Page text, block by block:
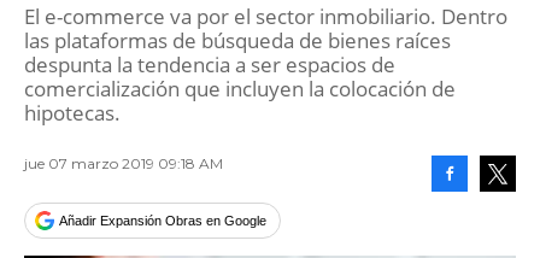
El e-commerce va por el sector inmobiliario. Dentro
las plataformas de búsqueda de bienes raíces
despunta la tendencia a ser espacios de
comercialización que incluyen la colocación de
hipotecas.
jue 07 marzo 2019 09:18 AM
Añadir Expansión Obras en Google